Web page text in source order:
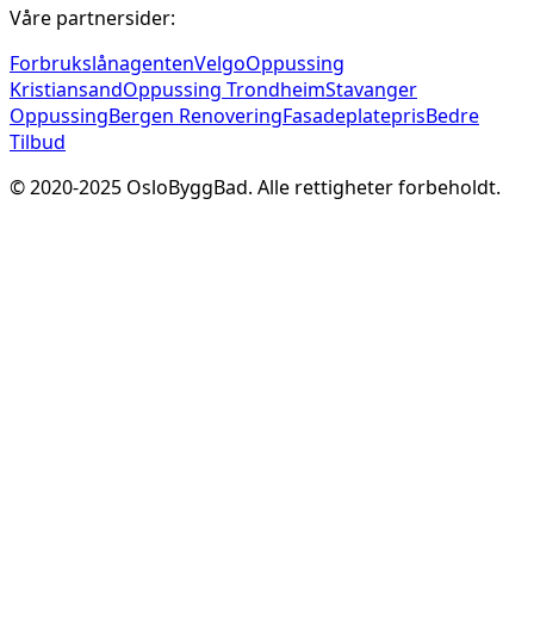
Våre partnersider:
ForbrukslånagentenVelgoOppussing
KristiansandOppussing TrondheimStavanger
OppussingBergen RenoveringFasadeplateprisBedre
Tilbud
© 2020-2025 OsloByggBad. Alle rettigheter forbeholdt.